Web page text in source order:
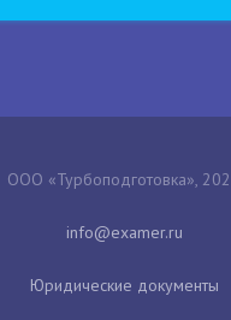
ООО «Турбоподготовка»,
Юридические документы